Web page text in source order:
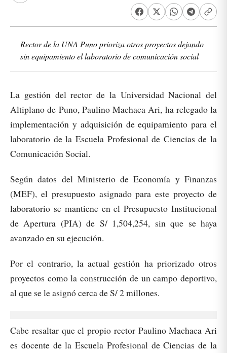
Rector de la UNA Puno prioriza otros proyectos dejando
sin equipamiento el laboratorio de comunicación social
La gestión del rector de la Universidad Nacional del
Altiplano de Puno, Paulino Machaca Ari, ha relegado la
implementación y adquisición de equipamiento para el
laboratorio de la Escuela Profesional de Ciencias de la
Comunicación Social.
Según datos del Ministerio de Economía y Finanzas
(MEF), el presupuesto asignado para este proyecto de
laboratorio se mantiene en el Presupuesto Institucional
de Apertura (PIA) de S/ 1,504,254, sin que se haya
avanzado en su ejecución.
Por el contrario, la actual gestión ha priorizado otros
proyectos como la construcción de un campo deportivo,
al que se le asignó cerca de S/ 2 millones.
Cabe resaltar que el propio rector Paulino Machaca Ari
es docente de la Escuela Profesional de Ciencias de la